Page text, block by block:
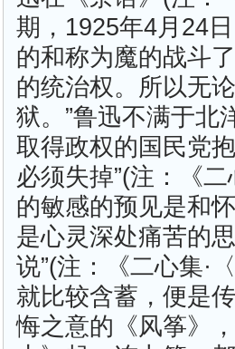
期，1925年4月24
的和称为魔的战斗
的统治权。所以无
狱。”鲁迅不满于北
取得政权的国民党
必须失掉”(注：《
的敏感的预见是和
是心灵深处痛苦的
说”(注：《二心集·
就比较含蓄，便是
悔之意的《风筝》